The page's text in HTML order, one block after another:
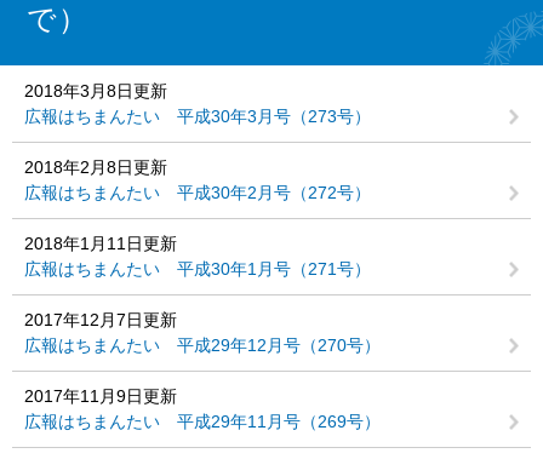
で）
2018年3月8日更新
広報はちまんたい 平成30年3月号（273号）
2018年2月8日更新
広報はちまんたい 平成30年2月号（272号）
2018年1月11日更新
広報はちまんたい 平成30年1月号（271号）
2017年12月7日更新
広報はちまんたい 平成29年12月号（270号）
2017年11月9日更新
広報はちまんたい 平成29年11月号（269号）